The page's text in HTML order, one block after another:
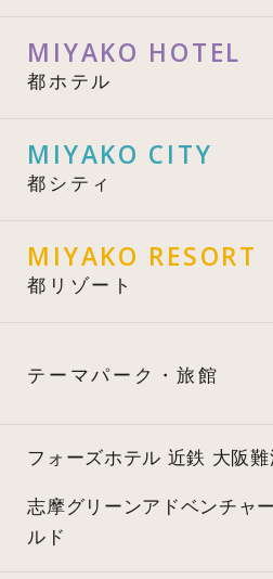
MIYAKO HOTEL
都ホテル
MIYAKO CITY
都シティ
MIYAKO RESORT
都リゾート
テーマパーク・旅館
フォーズホテル 近鉄 大阪難
志摩グリーンアドベンチャー
ルド